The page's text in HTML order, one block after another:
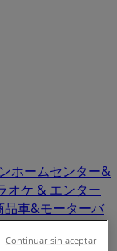
ホームセンター&
オケ & エンター
品車&モーターバ
Continuar sin aceptar